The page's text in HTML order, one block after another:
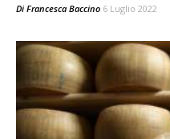
Di Francesca Baccino 6 Luglio 2022